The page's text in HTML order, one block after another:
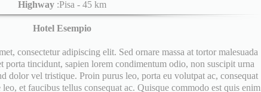
Highway :Pisa - 45 km
Hotel Esempio
consectetur adipiscing elit. Sed ornare massa at tortor malesuada
porta tincidunt, sapien lorem condimentum odio, non suscipit urna
dolor vel tristique. Proin purus leo, porta eu volutpat ac, consequat
et faucibus tellus consequat ac. Quisque commodo est quis enim